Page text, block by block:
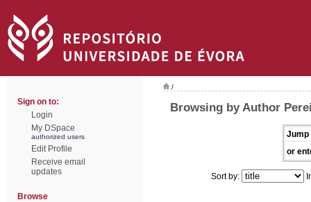
Sign on to:
Login
My DSpace
authorized users
Edit Profile
Receive email
updates
Browse
/
Browsing by Author
Jump
or
Sort by: